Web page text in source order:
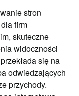
stron
firm
skuteczne
widoczności
się na
odwiedzających
przychody.